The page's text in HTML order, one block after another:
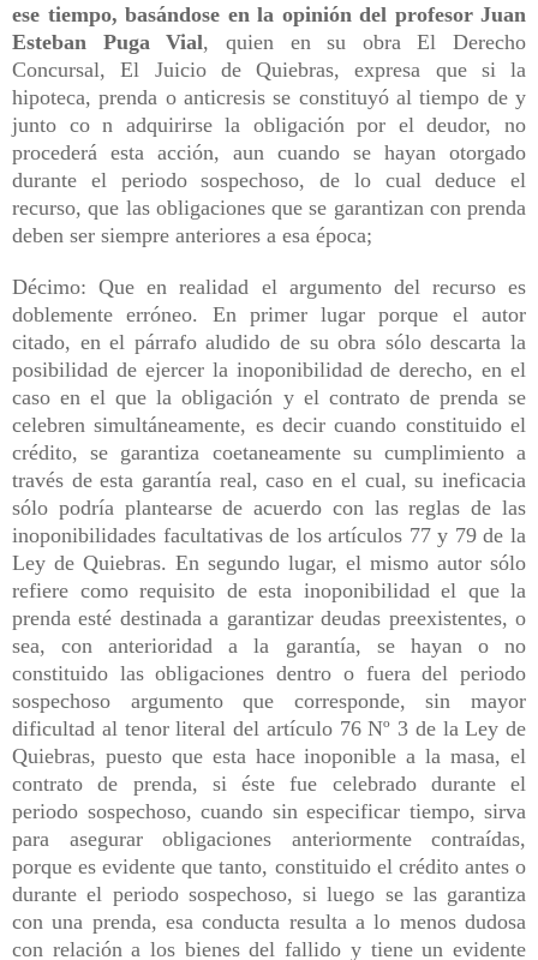
ese tiempo, basándose en la opinión del profesor Juan
Esteban Puga Vial, quien en su obra El Derecho
Concursal, El Juicio de Quiebras, expresa que si la
hipoteca, prenda o anticresis se constituyó al tiempo de y
junto co n adquirirse la obligación por el deudor, no
procederá esta acción, aun cuando se hayan otorgado
durante el periodo sospechoso, de lo cual deduce el
recurso, que las obligaciones que se garantizan con prenda
deben ser siempre anteriores a esa época;
Décimo: Que en realidad el argumento del recurso es
doblemente erróneo. En primer lugar porque el autor
citado, en el párrafo aludido de su obra sólo descarta la
posibilidad de ejercer la inoponibilidad de derecho, en el
caso en el que la obligación y el contrato de prenda se
celebren simultáneamente, es decir cuando constituido el
crédito, se garantiza coetaneamente su cumplimiento a
través de esta garantía real, caso en el cual, su ineficacia
sólo podría plantearse de acuerdo con las reglas de las
inoponibilidades facultativas de los artículos 77 y 79 de la
Ley de Quiebras. En segundo lugar, el mismo autor sólo
refiere como requisito de esta inoponibilidad el que la
prenda esté destinada a garantizar deudas preexistentes, o
sea, con anterioridad a la garantía, se hayan o no
constituido las obligaciones dentro o fuera del periodo
sospechoso argumento que corresponde, sin mayor
dificultad al tenor literal del artículo 76 Nº 3 de la Ley de
Quiebras, puesto que esta hace inoponible a la masa, el
contrato de prenda, si éste fue celebrado durante el
periodo sospechoso, cuando sin especificar tiempo, sirva
para asegurar obligaciones anteriormente contraídas,
porque es evidente que tanto, constituido el crédito antes o
durante el periodo sospechoso, si luego se las garantiza
con una prenda, esa conducta resulta a lo menos dudosa
con relación a los bienes del fallido y tiene un evidente